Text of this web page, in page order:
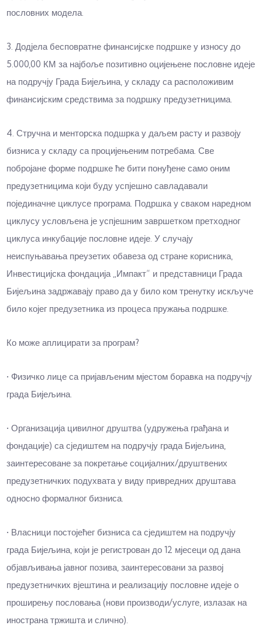
пословних модела.
3. Дод‌јела бесповратне финансијске подршке у износу до
5.000,00 КМ за најбоље позитивно оцијењене пословне идеје
на подручју Града Бијељина, у складу са расположивим
финансијским средствима за подршку предузетницима.
4. Стручна и менторска подшрка у даљем расту и развоју
бизниса у складу са процијењеним потребама. Све
побројане форме подршке ће бити понуђене само оним
предузетницима који буду успјешно савладавали
појединачне циклусе програма. Подршка у сваком наредном
циклусу условљена је успјешним завршетком претходног
циклуса инкубације пословне идеје. У случају
неиспуњавања преузетих обавеза од стране корисника,
Инвестицијска фондација „Импакт“ и представници Града
Бијељина задржавају право да у било ком тренутку искључе
било којег предузетника из процеса пружања подршке.
Ко може аплицирати за програм?
• Физичко лице са пријављеним мјестом боравка на подручју
града Бијељина.
• Организација цивилног друштва (удружења грађана и
фондације) са сједиштем на подручју града Бијељина,
заинтересоване за покретање социјалних/друштвених
предузетничких подухвата у виду привредних друштава
односно формалног бизниса.
• Власници постојећег бизниса са сједиштем на подручју
града Бијељина, који је регистрован до 12 мјесеци од дана
објављивања јавног позива, заинтересовани за развој
предузетничких вјештина и реализацију пословне идеје о
проширењу пословања (нови производи/услуге, излазак на
инострана тржишта и слично).